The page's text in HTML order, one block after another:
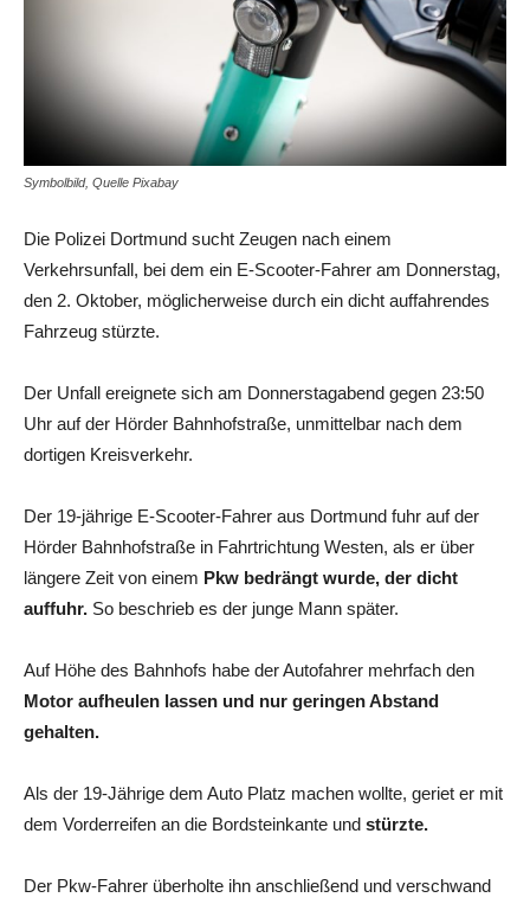
Symbolbild, Quelle Pixabay
Die Polizei Dortmund sucht Zeugen nach einem
Verkehrsunfall, bei dem ein E-Scooter-Fahrer am Donnerstag,
den 2. Oktober, möglicherweise durch ein dicht auffahrendes
Fahrzeug stürzte.
Der Unfall ereignete sich am Donnerstagabend gegen 23:50
Uhr auf der Hörder Bahnhofstraße, unmittelbar nach dem
dortigen Kreisverkehr.
Der 19-jährige E-Scooter-Fahrer aus Dortmund fuhr auf der
Hörder Bahnhofstraße in Fahrtrichtung Westen, als er über
längere Zeit von einem Pkw bedrängt wurde, der dicht
auffuhr. So beschrieb es der junge Mann später.
Auf Höhe des Bahnhofs habe der Autofahrer mehrfach den
Motor aufheulen lassen und nur geringen Abstand
gehalten.
Als der 19-Jährige dem Auto Platz machen wollte, geriet er mit
dem Vorderreifen an die Bordsteinkante und stürzte.
Der Pkw-Fahrer überholte ihn anschließend und verschwand